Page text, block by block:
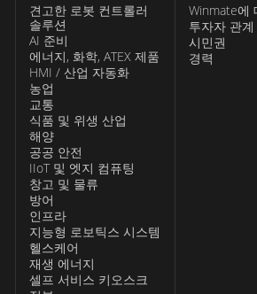
견고한 로봇 컨트롤러
솔루션
AI 준비
에너지, 화학, ATEX 제품
HMI / 산업 자동화
농업
교통
식품 및 위생 산업
해양
공공 안전
IIoT 및 엣지 컴퓨팅
창고 및 물류
방어
인프라
지능형 로보틱스 시스템
헬스케어
재생 에너지
셀프 서비스 키오스크
Winmate에
투자자 관계
시민권
경력